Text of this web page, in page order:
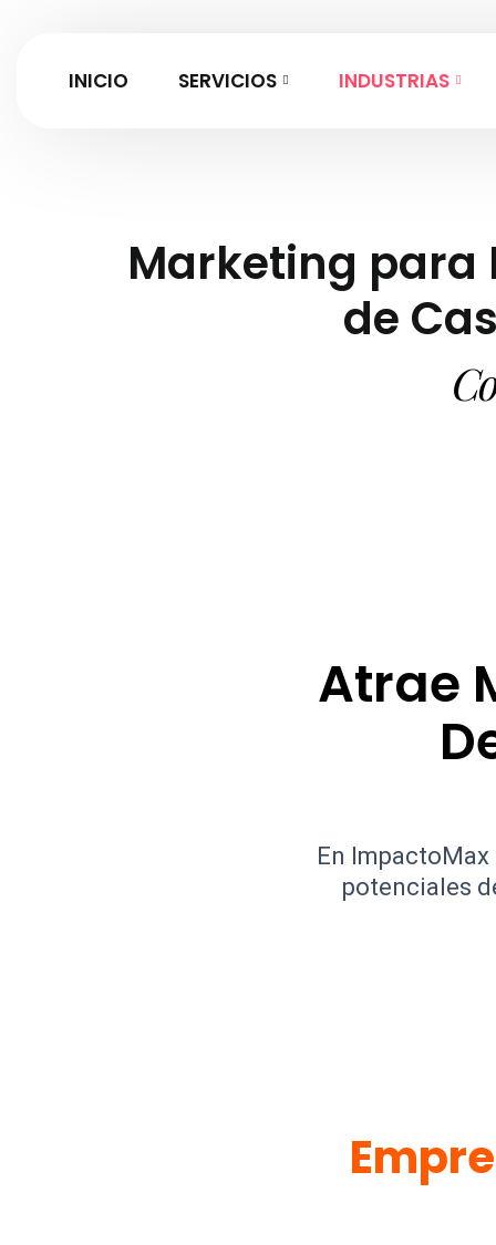
INICIO SERVICIOS INDUSTRIAS
Marketing para
de
Atrae
En
potenciales